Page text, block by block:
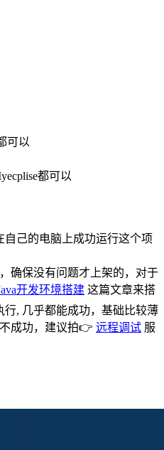
可以
都可以
己的电脑上成功运行这个项
确保没有问题才上架的，对于
开发环境搭建 这篇文章来搭
, 几乎都能成功，基础比较薄
成功，建议拍👉 远程调试 服